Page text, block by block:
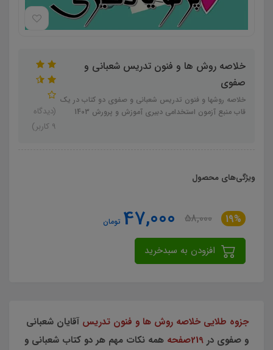
خلاصه روش ها و فنون تدریس شعبانی و
صفوی
خلاصه روشها و فنون تدریس شعبانی و صفوی دو کتاب در یک
قاب منبع آزمون استخدامی دبیری آموزش و پرورش 1403
(دیدگاه
9 کاربر)
ویژگی‌های محصول
19%
58,000
47,000 تومان
جزوه طلایی خلاصه روش ها و فنون تدریس آقایان شعبانی
و صفوی در 219صفحه
همه نکات مهم هر دو کتاب شعبانی و